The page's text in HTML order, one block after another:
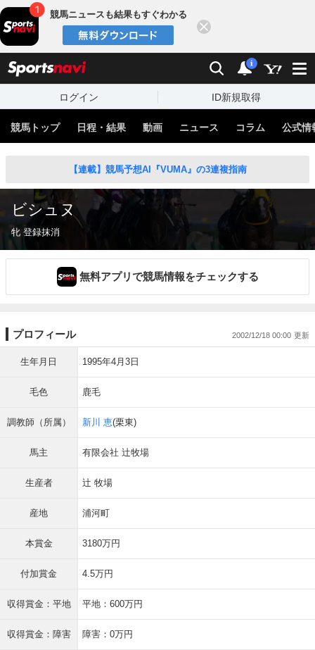
競馬ニュースも結果もすぐわかる
検索 通知
i
ログイン ID新規取得
競馬トップ 日程・結果 動画 ニュース コラム 公式情
【連載】競馬予想AI『VUMA』の3連複指南
ビシュヌ
牝 登録抹消
無料アプリで競馬情報をチェックする
プロフィール 2002/12/18 00:00
生年月日 1995年4月3日
毛色 鹿毛
調教師（所属） 新川 恵(栗東)
馬主 有限会社 辻牧場
生産者 辻 牧場
産地 浦河町
本賞金 3180万円
付加賞金 4.5万円
収得賞金：平地 平地：600万円
収得賞金：障害 障害：0万円